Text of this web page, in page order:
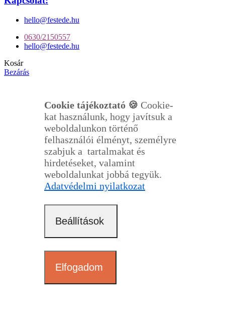
hello@festede.hu
0630/2150557
hello@festede.hu
Kosár
Bezárás
Cookie tájékoztató 🍪 Cookie-
kat használunk, hogy javítsuk a
weboldalunkon történő
felhasználói élményt, személyre
szabjuk a tartalmakat és
hirdetéseket, valamint
weboldalunkat jobbá tegyük.
Adatvédelmi nyilatkozat
Beállítások
Elfogadom